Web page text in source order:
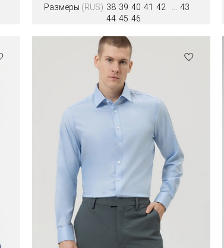
Размеры (RUS) 38 39 40 41 42
43
44 45 46